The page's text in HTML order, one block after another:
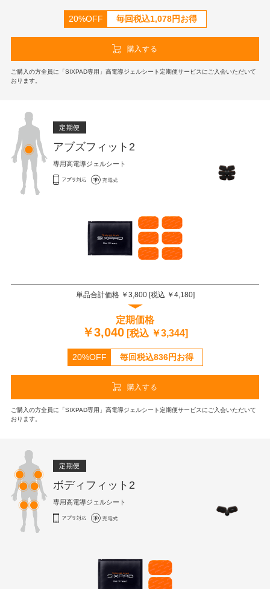
20%OFF 毎回税込1,078円お得
購入する
ご購入の方全員に「SIXPAD専用」高電導ジェルシート定期便サービスにご入会いただいて
おります。
定期便
アブズフィット2
専用高電導ジェルシート
単品合計価格 ￥ 3,800[税込 ￥ 4,180]
定期価格
￥3,040 [税込 ￥3,344]
20%OFF 毎回税込836円お得
購入する
ご購入の方全員に「SIXPAD専用」高電導ジェルシート定期便サービスにご入会いただいて
おります。
定期便
ボディフィット2
専用高電導ジェルシート